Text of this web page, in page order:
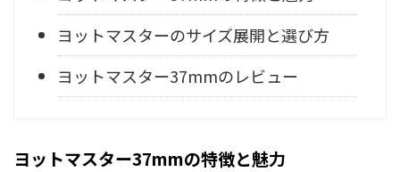
ヨットマスターのサイズ展開と選び方
ヨットマスター37mmのレビュー
ヨットマスター37mmの特徴と魅力